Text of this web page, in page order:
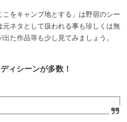
をキャンプ地とする」は野宿のシー
元ネタとして扱われる事も珍しくは無
た作品等も少し見てみましょう。
ィシーンが多数！